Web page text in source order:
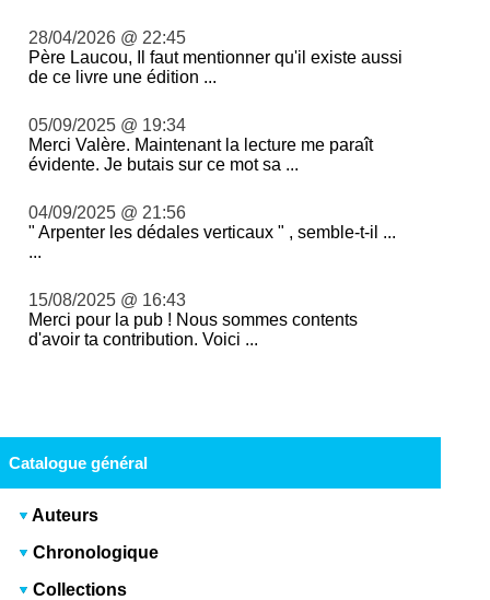
28/04/2026 @ 22:45
Père Laucou, Il faut mentionner qu'il existe aussi
de ce livre une édition ...
05/09/2025 @ 19:34
Merci Valère. Maintenant la lecture me paraît
évidente. Je butais sur ce mot sa ...
04/09/2025 @ 21:56
" Arpenter les dédales verticaux " , semble-t-il ...
...
15/08/2025 @ 16:43
Merci pour la pub ! Nous sommes contents
d'avoir ta contribution. Voici ...
Catalogue général
Auteurs
Chronologique
Collections